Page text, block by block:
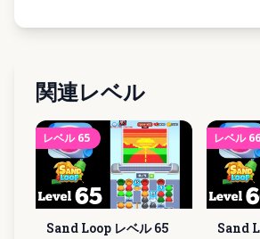
関連レベル
レベル 65
Sand Loop レベル 65
レベル 66
Sand